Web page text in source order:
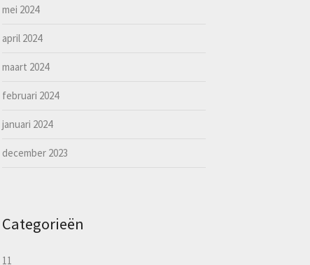
mei 2024
april 2024
maart 2024
februari 2024
januari 2024
december 2023
Categorieën
11